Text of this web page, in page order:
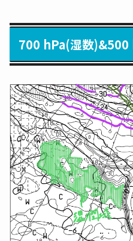
700 hPa(湿数)&500